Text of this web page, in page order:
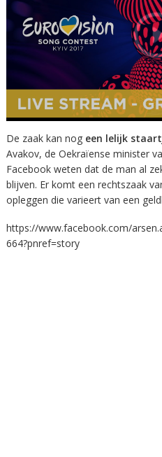
De zaak kan nog een lelijk
Avakov, de Oekraïense minister
Facebook weten dat de man al
blijven. Er komt een rechtszaak
opleggen die varieert van een
https://www.facebook.com/
664?pnref=story